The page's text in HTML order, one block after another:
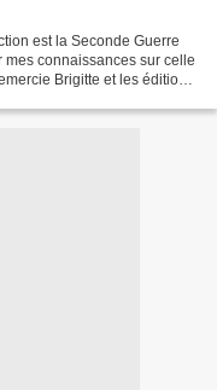
est la Seconde Guerre
connaissances sur celle
Brigitte et les éditions